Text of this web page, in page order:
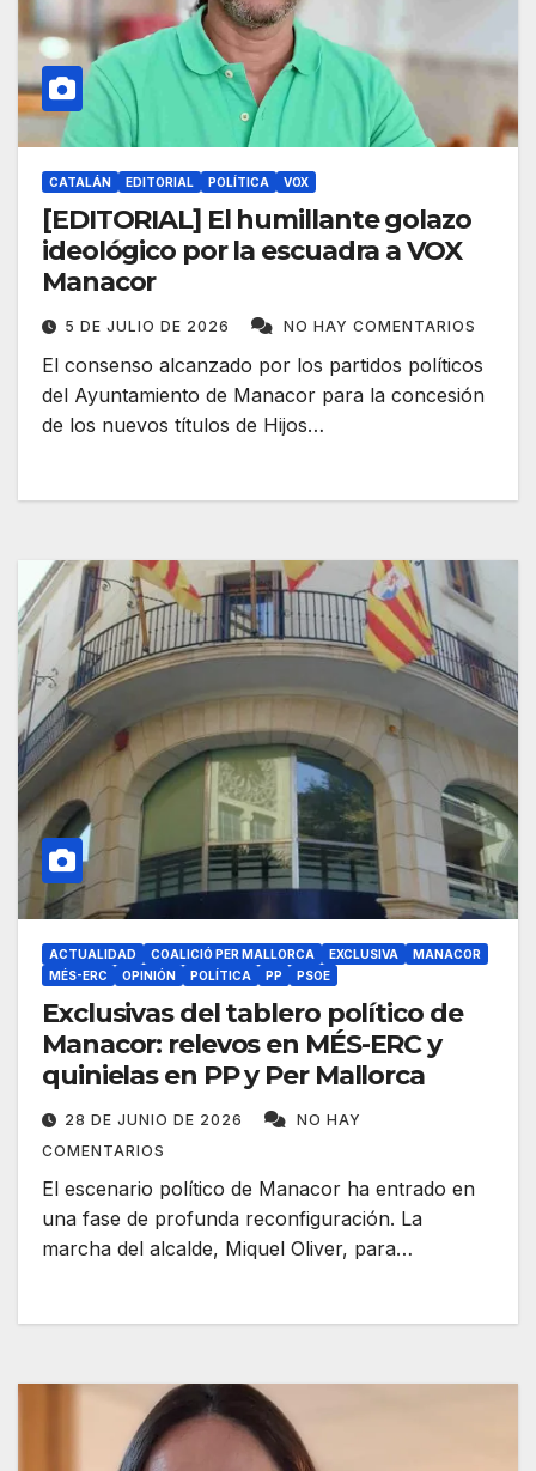
CATALÁN EDITORIAL POLÍTICA VOX
[EDITORIAL] El humillante golazo
ideológico por la escuadra a VOX
Manacor
5 DE JULIO DE 2026 NO HAY COMENTARIOS
El consenso alcanzado por los partidos políticos
del Ayuntamiento de Manacor para la concesión
de los nuevos títulos de Hijos…
ACTUALIDAD COALICIÓ PER MALLORCA EXCLUSIVA
MANACOR
MÉS-ERC
OPINIÓN POLÍTICA PP PSOE
Exclusivas del tablero político de
Manacor: relevos en MÉS-ERC y
quinielas en PP y Per Mallorca
28 DE JUNIO DE 2026
NO HAY
COMENTARIOS
El escenario político de Manacor ha entrado en
una fase de profunda reconfiguración. La
marcha del alcalde, Miquel Oliver, para…